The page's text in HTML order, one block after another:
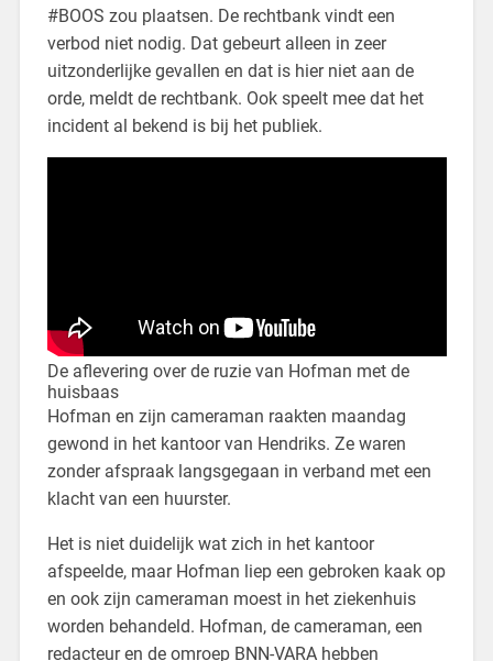
#BOOS zou plaatsen. De rechtbank vindt een
verbod niet nodig. Dat gebeurt alleen in zeer
uitzonderlijke gevallen en dat is hier niet aan de
orde, meldt de rechtbank. Ook speelt mee dat het
incident al bekend is bij het publiek.
De aflevering over de ruzie van Hofman met de
huisbaas
Hofman en zijn cameraman raakten maandag
gewond in het kantoor van Hendriks. Ze waren
zonder afspraak langsgegaan in verband met een
klacht van een huurster.
Het is niet duidelijk wat zich in het kantoor
afspeelde, maar Hofman liep een gebroken kaak op
en ook zijn cameraman moest in het ziekenhuis
worden behandeld. Hofman, de cameraman, een
redacteur en de omroep BNN-VARA hebben